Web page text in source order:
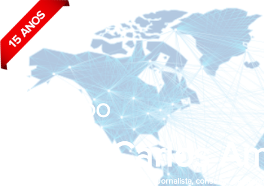
João Carlos
BLOG DO
Jornalista, consultor de